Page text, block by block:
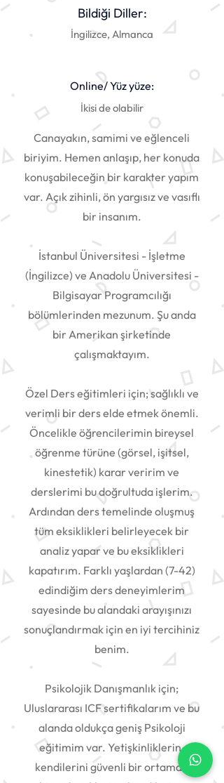
Bildiği Diller:
İngilizce, Almanca
Online/ Yüz yüze:
İkisi de olabilir
Canayakın, samimi ve eğlenceli
biriyim. Hemen anlaşıp, her konuda
konuşabileceğin bir karakter yapım
var. Açık zihinli, ön yargısız ve vasıflı
bir insanım.
İstanbul Üniversitesi - İşletme
(İngilizce) ve Anadolu Üniversitesi -
Bilgisayar Programcılığı
bölümlerinden mezunum. Şu anda
bir Amerikan şirketinde
çalışmaktayım.
Özel Ders eğitimleri için; sağlıklı ve
verimli bir ders elde etmek önemli.
Öncelikle öğrencilerimin bireysel
öğrenme türüne (görsel, işitsel,
kinestetik) karar veririm ve
derslerimi bu doğrultuda işlerim.
Ardından ders temelinde oluşmuş
tüm eksiklikleri belirleyecek bir
analiz yapar ve bu eksiklikleri
kapatırım. Farklı yaşlardan (7-42)
edindiğim ders deneyimlerim
sayesinde bu alandaki arayışınızı
sonuçlandırmak için en iyi tercihiniz
benim.
Psikolojik Danışmanlık için;
Uluslararası ICF sertifikalarım ve bu
alanda oldukça geniş Psikoloji
eğitimim var. Yetişkinliklerin,
kendilerini güvenli bir ortamda